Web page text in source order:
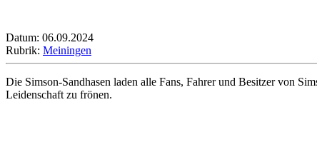
Datum: 06.09.2024
Rubrik: Meiningen
Die Simson-Sandhasen laden alle Fans, Fahrer und Besitzer von
Leidenschaft zu frönen.